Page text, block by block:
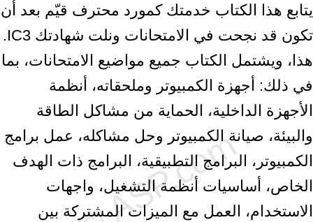
يتابع هذا الكتاب خدمتك كمورد محترف قيّم بعد أن
تكون قد نجحت في الامتحانات ونلت شهادتك IC3.
هذا، ويشتمل الكتاب جميع مواضيع الامتحانات، بما
في ذلك: أجهزة الكمبيوتر وملحقاته، أنظمة
الأجهزة الداخلية، الحماية من مشاكل الطاقة
والبيئة، صيانة الكمبيوتر وحل مشاكله، عمل برامج
الكمبيوتر، البرامج التطبيقية، البرامج ذات الهدف
الخاص، أساسيات أنظمة التشغيل، واجهات
الاستخدام، العمل مع الميزات المشتركة بين